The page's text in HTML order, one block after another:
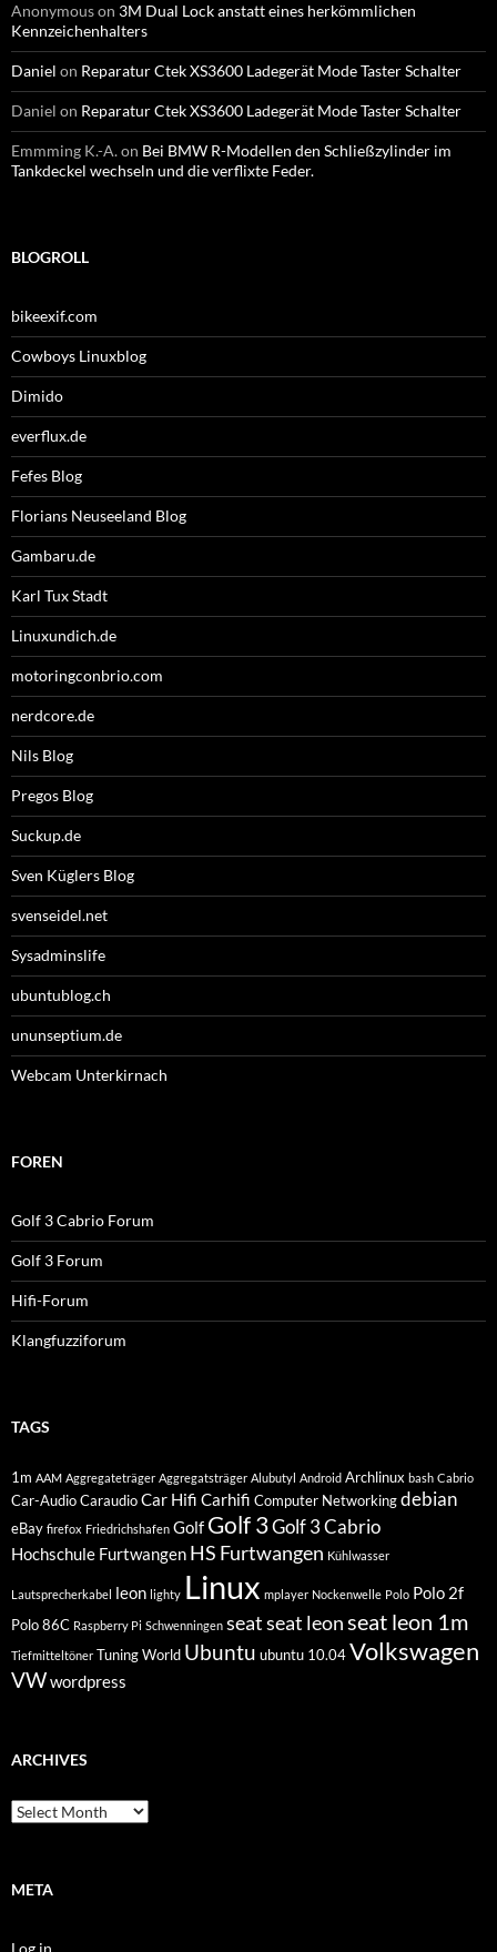
Anonymouson 3M Dual Lock anstatt eines herkömmlichen
Kennzeichenhalters
Daniel on Reparatur Ctek XS3600 Ladegerät Mode Taster Schalter
Daniel on Reparatur Ctek XS3600 Ladegerät Mode Taster Schalter
Emmming K.-A.on Bei BMW R-Modellen den Schließzylinder im
Tankdeckel wechseln und die verflixte Feder.
BLOGROLL
bikeexif.com
Cowboys Linuxblog
Dimido
everflux.de
Fefes Blog
Florians Neuseeland Blog
Gambaru.de
Karl Tux Stadt
Linuxundich.de
motoringconbrio.com
nerdcore.de
Nils Blog
Pregos Blog
Suckup.de
Sven Küglers Blog
svenseidel.net
Sysadminslife
ubuntublog.ch
ununseptium.de
Webcam Unterkirnach
FOREN
Golf 3 Cabrio Forum
Golf 3 Forum
Hifi-Forum
Klangfuzziforum
TAGS
1m AAM Aggregateträger Aggregatsträger Alubutyl Android Archlinux bash Cabrio
Car-AudioCaraudioCar Hifi Carhifi Computer Networkingdebian
eBay firefox Friedrichshafen Golf Golf 3Golf 3 Cabrio
Hochschule Furtwangen HS Furtwangen Kühlwasser
Lautsprecherkabel leon lighty Linux mplayer Nockenwelle Polo Polo 2f
Polo 86C Raspberry Pi Schwenningen seatseat leonseat leon 1m
Tiefmitteltöner Tuning World Ubuntu ubuntu 10.04Volkswagen
VWwordpress
ARCHIVES
Archives
META
Log in